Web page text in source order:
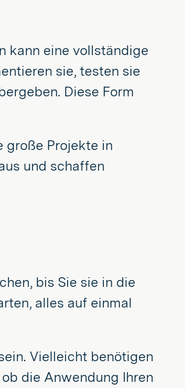
kann eine vollständige
sie, testen sie
Diese Form
große Projekte in
und schaffen
bis Sie sie in die
alles auf einmal
Vielleicht benötigen
die Anwendung Ihren